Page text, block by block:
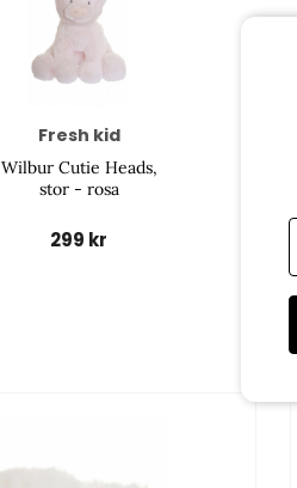
Fresh kid
Wilbur Cutie Heads,
stor - rosa
299 kr